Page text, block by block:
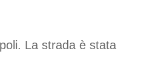
La strada è stata